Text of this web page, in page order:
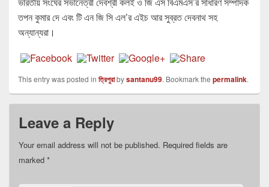
তপন কুমার দে এবং টি এন জি সি এল’র এইচ আর সুব্রত দেবনাথ সহ
অন্যান্যরা।
This entry was posted in ত্রিপুরাbysantanu99. Bookmark the permalink.
Leave a Reply
Your email address will not be published. Required fields are
marked *